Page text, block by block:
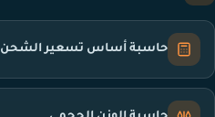
حاسبة أساس تسعير الشحن